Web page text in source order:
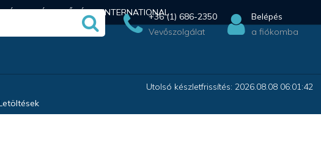
ELÉRHETŐSÉG INTERNATIONAL+36 (1) 686-2350
Vevőszolgálat
Belépés
a fiókomba
Utolsó készletfrissítés: 2026.08.08 06:01:42